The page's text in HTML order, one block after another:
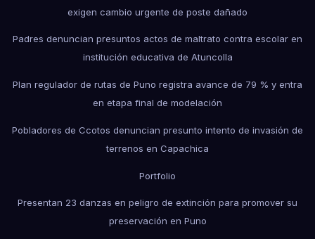
exigen cambio urgente de poste dañado
Padres denuncian presuntos actos de maltrato contra escolar en
institución educativa de Atuncolla
Plan regulador de rutas de Puno registra avance de 79 % y entra
en etapa final de modelación
Pobladores de Ccotos denuncian presunto intento de invasión de
terrenos en Capachica
Portfolio
Presentan 23 danzas en peligro de extinción para promover su
preservación en Puno